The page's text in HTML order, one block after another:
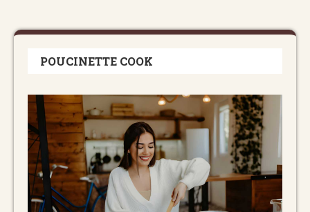
POUCINETTE COOK